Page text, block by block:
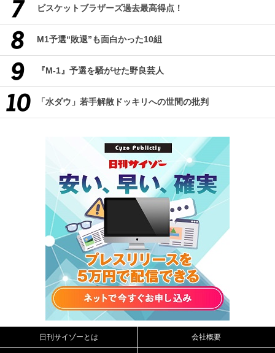
ビスケットブラザーズ過去最高得点！
M1予選“敗退”も面白かった10組
『M-1』予選を騒がせた野良芸人
「水ダウ」若手解散ドッキリへの世間の批判
日刊サイゾーとは 会社概要